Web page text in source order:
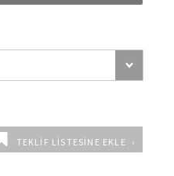
TEKLIF LISTESINE EKLE